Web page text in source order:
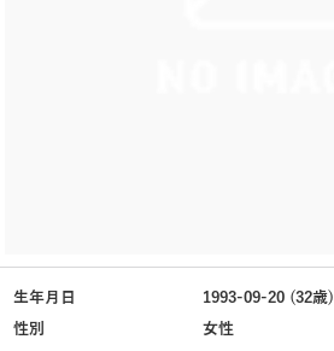
生年月日
1993-09-20 (32歳)
性別
女性